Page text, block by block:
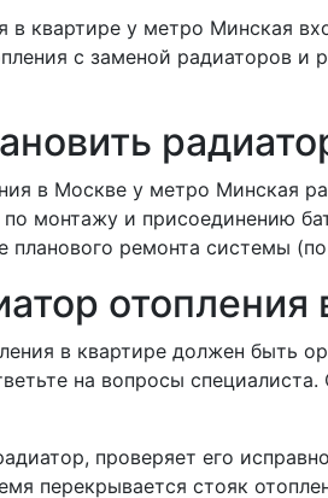
в квартире у метро Минская
с заменой радиаторов и
в Москве у метро Минская
монтажу и присоединению
планового ремонта системы
отопления
в квартире должен быть
на вопросы
проверяет его
перекрывается стояк